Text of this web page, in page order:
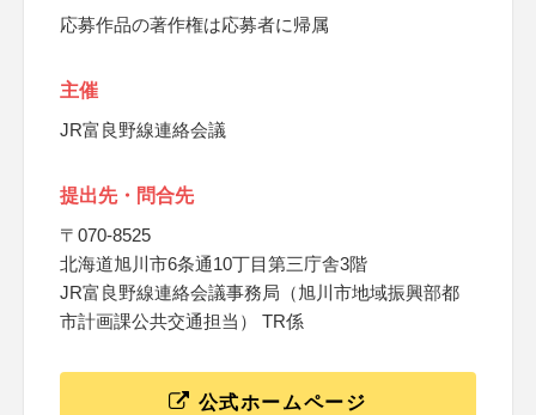
応募作品の著作権は応募者に帰属
主催
JR富良野線連絡会議
提出先・問合先
〒070-8525
北海道旭川市6条通10丁目第三庁舎3階
JR富良野線連絡会議事務局（旭川市地域振興部都
市計画課公共交通担当） TR係
公式ホームページ